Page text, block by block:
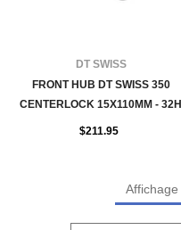
FOURNISSEUR:DT SWISS
FRONT HUB DT SWISS 350
CENTERLOCK 15X110MM - 32H
$211.95
Affichage